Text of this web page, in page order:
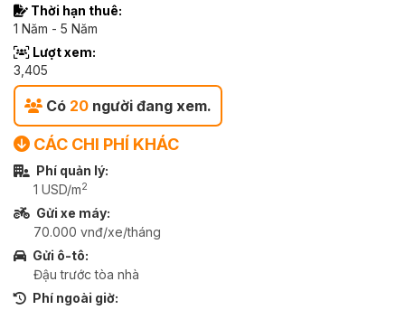
Thời hạn thuê:
1 Năm - 5 Năm
Lượt xem:
3,405
Có 20 người đang xem.
CÁC CHI PHÍ KHÁC
Phí quản lý:
1 USD/m2
Gửi xe máy:
70.000 vnđ/xe/tháng
Gửi ô-tô:
Đậu trước tòa nhà
Phí ngoài giờ: